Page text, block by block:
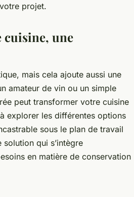
projet.
cuisine, une
mais cela ajoute aussi une
amateur de vin ou un simple
peut transformer votre cuisine
explorer les différentes options
sous le plan de travail
qui s’intègre
en matière de conservation